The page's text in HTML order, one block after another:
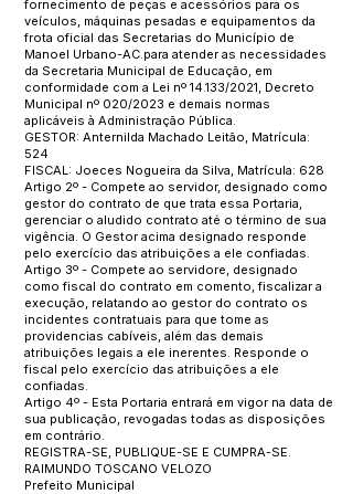
fornecimento de peças e acessórios para os
veículos, máquinas pesadas e equipamentos da
frota oficial das Secretarias do Município de
Manoel Urbano-AC.para atender as necessidades
da Secretaria Municipal de Educação, em
conformidade com a Lei nº 14.133/2021, Decreto
Municipal nº 020/2023 e demais normas
aplicáveis à Administração Pública.
GESTOR: Anternilda Machado Leitão, Matrícula:
524
FISCAL: Joeces Nogueira da Silva, Matrícula: 628
Artigo 2º - Compete ao servidor, designado como
gestor do contrato de que trata essa Portaria,
gerenciar o aludido contrato até o término de sua
vigência. O Gestor acima designado responde
pelo exercício das atribuições a ele confiadas.
Artigo 3º - Compete ao servidore, designado
como fiscal do contrato em comento, fiscalizar a
execução, relatando ao gestor do contrato os
incidentes contratuais para que tome as
providencias cabíveis, além das demais
atribuições legais a ele inerentes. Responde o
fiscal pelo exercício das atribuições a ele
confiadas.
Artigo 4º - Esta Portaria entrará em vigor na data de
sua publicação, revogadas todas as disposições
em contrário.
REGISTRA-SE, PUBLIQUE-SE E CUMPRA-SE.
RAIMUNDO TOSCANO VELOZO
Prefeito Municipal